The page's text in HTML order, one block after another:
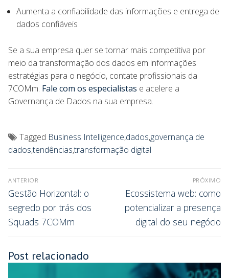
Aumenta a confiabilidade das informações e entrega de
dados confiáveis
Se a sua empresa quer se tornar mais competitiva por
meio da transformação dos dados em informações
estratégias para o negócio, contate profissionais da
7COMm. Fale com os especialistas e acelere a
Governança de Dados na sua empresa.
Tagged Business Intelligence,dados,governança de
dados,tendências,transformação digital
ANTERIOR
Gestão Horizontal: o
segredo por trás dos
Squads 7COMm
PRÓXIMO
Ecossistema web: como
potencializar a presença
digital do seu negócio
Post relacionado